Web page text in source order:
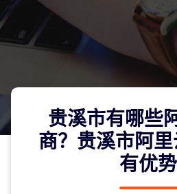
贵溪市有哪些
商？贵溪市阿
有优